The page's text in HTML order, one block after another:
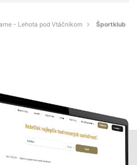
- Lehota pod Vtáčnikom
Športklub